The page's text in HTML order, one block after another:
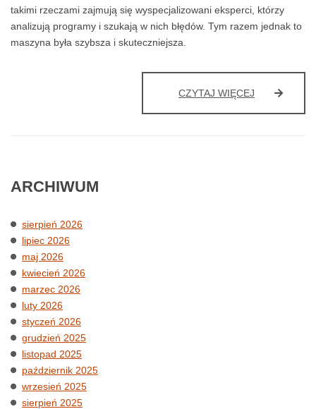
takimi rzeczami zajmują się wyspecjalizowani eksperci, którzy
analizują programy i szukają w nich błędów. Tym razem jednak to
maszyna była szybsza i skuteczniejsza.
CZYTAJ WIĘCEJ SZTUCZNA
ARCHIWUM
sierpień 2026
lipiec 2026
maj 2026
kwiecień 2026
marzec 2026
luty 2026
styczeń 2026
grudzień 2025
listopad 2025
październik 2025
wrzesień 2025
sierpień 2025